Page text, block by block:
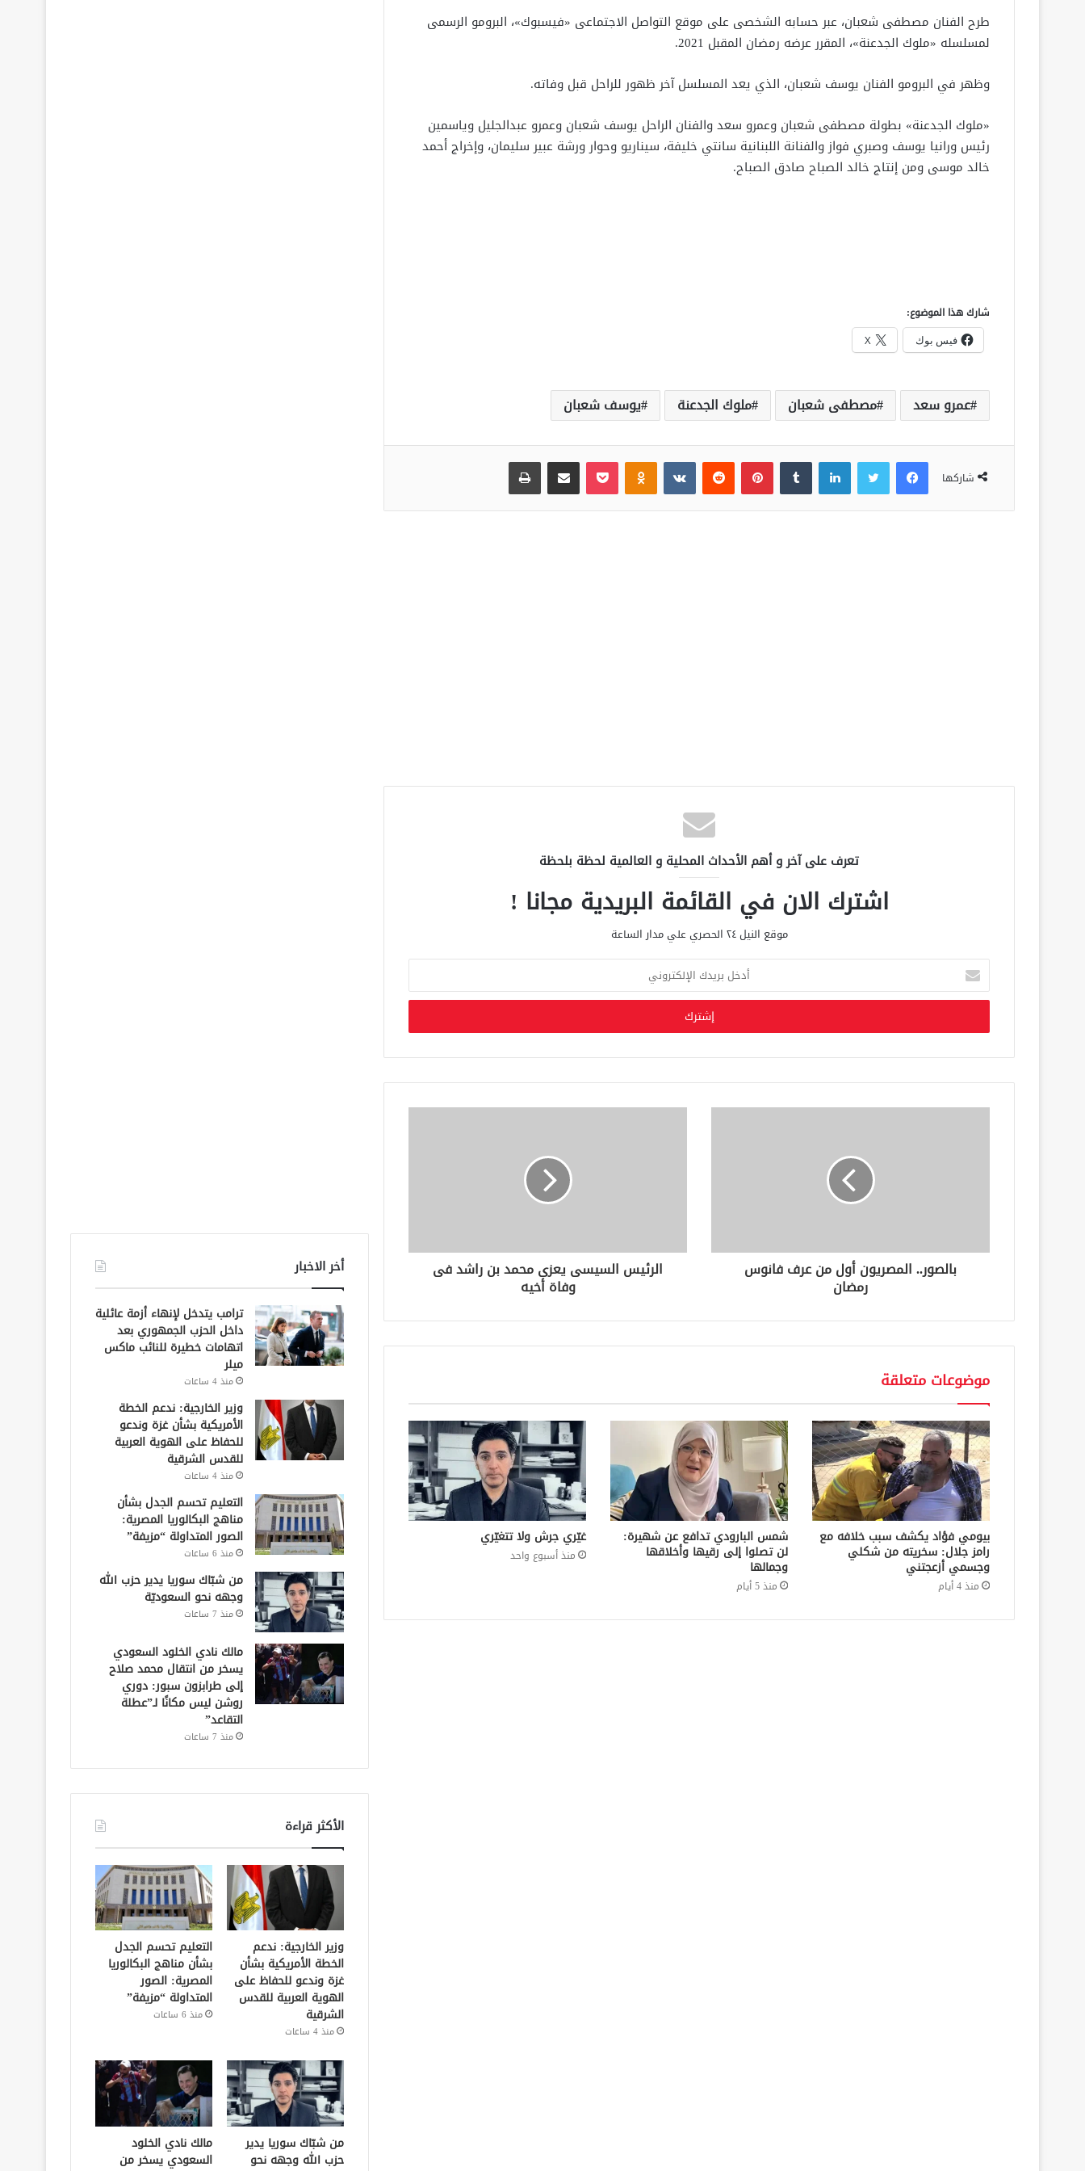
طرح الفنان مصطفى شعبان، عبر حسابه الشخصى على موقع التواصل الاجتماعى «فيسبوك»، البرومو الرسمى
لمسلسله «ملوك الجدعنة»، المقرر عرضه رمضان المقبل 2021.
وظهر في البرومو الفنان يوسف شعبان، الذي يعد المسلسل آخر ظهور للراحل قبل وفاته.
«ملوك الجدعنة» بطولة مصطفى شعبان وعمرو سعد والفنان الراحل يوسف شعبان وعمرو عبدالجليل وياسمين
رئيس ورانيا يوسف وصبري فواز والفنانة اللبنانية سانتي خليفة، سيناريو وحوار ورشة عبير سليمان، وإخراج أحمد
خالد موسى ومن إنتاج خالد الصباح صادق الصباح.
شارك هذا الموضوع:
فيس بوك X
عمرو سعد مصطفى شعبان ملوك الجدعنة يوسف شعبان
شاركها
فيسبوك لينكدإن بينتيريست بوكيت
تعرف على آخر و أهم الأحداث المحلية و العالمية لحظة بلحظة
اشترك الان في القائمة البريدية مجانا !
موقع النيل ٢٤ الحصري علي مدار الساعة
خ
ب
د
ك
ن
بالصور.. المصريون أول من عرف فانوس
رمضان
الرئيس السيسى يعزى محمد بن راشد فى
وفاة أخيه
موضوعات متعلقة
بيومي فؤاد يكشف سبب خلافه مع
رامز جلال: سخريته من شكلي
وجسمي أزعجتني
منذ 4 أيام
شمس البارودي تدافع عن شهيرة:
لن تصلوا إلى رقيها وأخلاقها
وجمالها
منذ 5 أيام
غيّري جرش ولا تتغيّري
منذ أسبوع واحد
أخر الاخبار
ترامب يتدخل لإنهاء أزمة عائلية
داخل الحزب الجمهوري بعد
اتهامات خطيرة للنائب ماكس
ميلر
منذ 4 ساعات
وزير الخارجية: ندعم الخطة
الأمريكية بشأن غزة وندعو
للحفاظ على الهوية العربية
للقدس الشرقية
منذ 4 ساعات
التعليم تحسم الجدل بشأن
مناهج البكالوريا المصرية:
الصور المتداولة “مزيفة”
منذ 6 ساعات
من شبّاك سوريا يدير حزب الله
وجهه نحو السعوديّة
منذ 7 ساعات
مالك نادي الخلود السعودي
يسخر من انتقال محمد صلاح
إلى طرابزون سبور: دوري
روشن ليس مكانًا لـ”عطلة
التقاعد”
منذ 7 ساعات
الأكثر قراءة
وزير الخارجية: ندعم
الخطة الأمريكية بشأن
غزة وندعو للحفاظ على
الهوية العربية للقدس
الشرقية
منذ 4 ساعات
التعليم تحسم الجدل
بشأن مناهج البكالوريا
المصرية: الصور
المتداولة “مزيفة”
منذ 6 ساعات
من شبّاك سوريا يدير
حزب الله وجهه نحو
مالك نادي الخلود
السعودي يسخر من